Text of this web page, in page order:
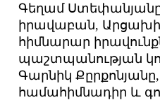
Գեղամ
իրավաբան, Արցախի
հիմնարար
պաշտպանության
Գարնիկ Քըրքոնյանը,
համահիմնադիր և